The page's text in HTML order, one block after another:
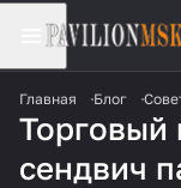
Главная Блог
Торговый
сендвич